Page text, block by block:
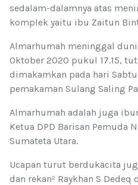
sedalam-dalamnya atas
komplek yaitu ibu Zaitun
Almarhumah meninggal
Oktober 2020 pukul 17.15,
dimakamkan pada hari
pemakaman Sulang Saling
Almarhumah adalah juga
Ketua DPD Barisan Pemuda
Sumateta Utara.
Ucapan turut berdukacita
dan rekan² Raykhan S